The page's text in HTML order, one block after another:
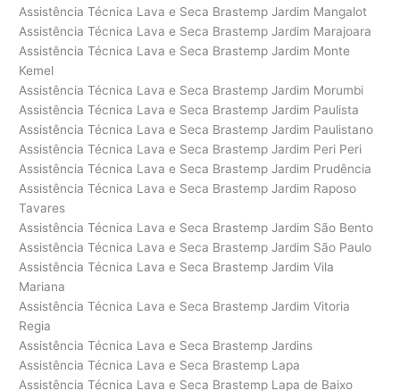
Assistência Técnica Lava e Seca Brastemp Jardim Mangalot
Assistência Técnica Lava e Seca Brastemp Jardim Marajoara
Assistência Técnica Lava e Seca Brastemp Jardim Monte
Kemel
Assistência Técnica Lava e Seca Brastemp Jardim Morumbi
Assistência Técnica Lava e Seca Brastemp Jardim Paulista
Assistência Técnica Lava e Seca Brastemp Jardim Paulistano
Assistência Técnica Lava e Seca Brastemp Jardim Peri Peri
Assistência Técnica Lava e Seca Brastemp Jardim Prudência
Assistência Técnica Lava e Seca Brastemp Jardim Raposo
Tavares
Assistência Técnica Lava e Seca Brastemp Jardim São Bento
Assistência Técnica Lava e Seca Brastemp Jardim São Paulo
Assistência Técnica Lava e Seca Brastemp Jardim Vila
Mariana
Assistência Técnica Lava e Seca Brastemp Jardim Vitoria
Regia
Assistência Técnica Lava e Seca Brastemp Jardins
Assistência Técnica Lava e Seca Brastemp Lapa
Assistência Técnica Lava e Seca Brastemp Lapa de Baixo